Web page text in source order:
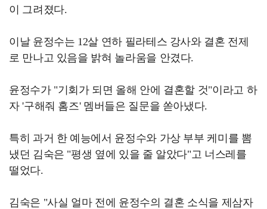
이 그려졌다.
이날 윤정수는 12살 연하 필라테스 강사와 결혼 전제
로 만나고 있음을 밝혀 놀라움을 안겼다.
윤정수가 "기회가 되면 올해 안에 결혼할 것"이라고 하
자 '구해줘 홈즈' 멤버들은 질문을 쏟아냈다.
특히 과거 한 예능에서 윤정수와 가상 부부 케미를 뽐
냈던 김숙은 "평생 옆에 있을 줄 알았다"고 너스레를
떨었다.
김숙은 "사실 얼마 전에 윤정수의 결혼 소식을 제삼자